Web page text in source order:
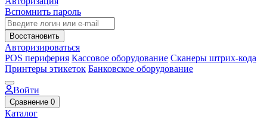
Вспомнить пароль
Восстановить
Авторизироваться
POS периферия Кассовое оборудование Сканеры штрих-кода
Принтеры этикеток Банковское оборудование
Войти
Сравнение 0
Каталог